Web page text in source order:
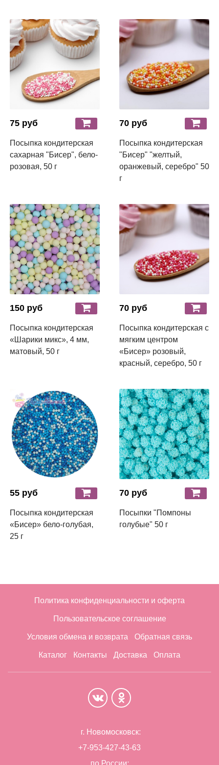
75 руб
Посыпка кондитерская
сахарная "Бисер", бело-
розовая, 50 г
70 руб
Посыпка кондитерская
"Бисер" "желтый,
оранжевый, серебро" 50
г
150 руб
Посыпка кондитерская
«Шарики микс», 4 мм,
матовый, 50 г
70 руб
Посыпка кондитерская с
мягким центром
«Бисер» розовый,
красный, серебро, 50 г
55 руб
Посыпка кондитерская
«Бисер» бело-голубая,
25 г
70 руб
Посыпки "Помпоны
голубые" 50 г
Политика конфиденциальности и оферта
Пользовательское соглашение
Условия обмена и возврата Обратная связь
Каталог Контакты Доставка Оплата
г. Новомосковск:
+7-953-427-43-63
по России: